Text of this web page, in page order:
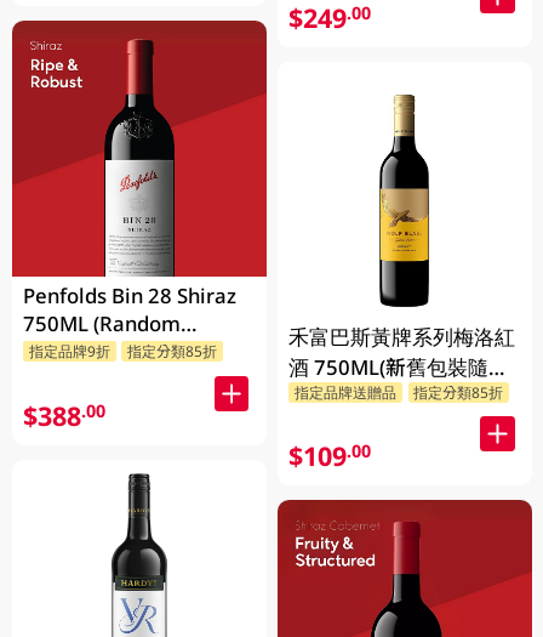
Penfolds Bin 28 Shiraz
750ML (Random
Packaging)
指定品牌9折 指定分類85折
$388.00
$249.00
禾富巴斯黃牌系列梅洛紅
酒 750ML(新舊包裝隨機
發貨)
指定品牌送贈品 指定分類85折
$109.00